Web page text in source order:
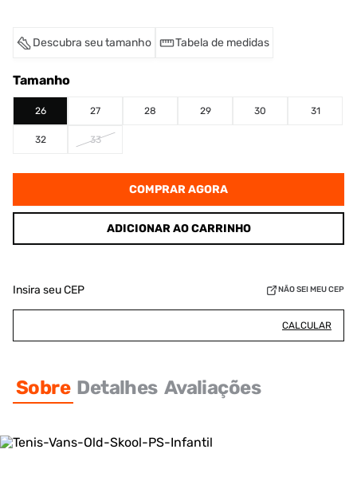
Descubra seu tamanho Tabela de medidas
Tamanho
26 27 28 29 30 31
32 33
COMPRAR AGORA
ADICIONAR AO CARRINHO
Insira seu CEP NÃO SEI MEU CEP
CALCULAR
Sobre Detalhes Avaliações